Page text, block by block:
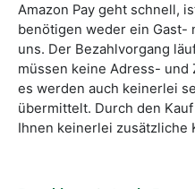
Amazon Pay geht schnell,
benötigen weder ein Gast-
uns. Der Bezahlvorgang
müssen keine Adress- und
es werden auch keinerlei
übermittelt. Durch den
Ihnen keinerlei zusätzliche